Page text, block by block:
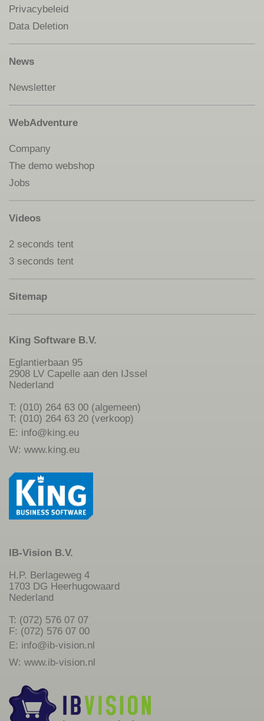
Privacybeleid
Data Deletion
News
Newsletter
WebAdventure
Company
The demo webshop
Jobs
Videos
2 seconds tent
3 seconds tent
Sitemap
King Software B.V.
Eglantierbaan 95
2908 LV Capelle aan den IJssel
Nederland
T: (010) 264 63 00 (algemeen)
T: (010) 264 63 20 (verkoop)
E: info@king.eu
W: www.king.eu
IB-Vision B.V.
H.P. Berlageweg 4
1703 DG Heerhugowaard
Nederland
T: (072) 576 07 07
F: (072) 576 07 00
E: info@ib-vision.nl
W: www.ib-vision.nl